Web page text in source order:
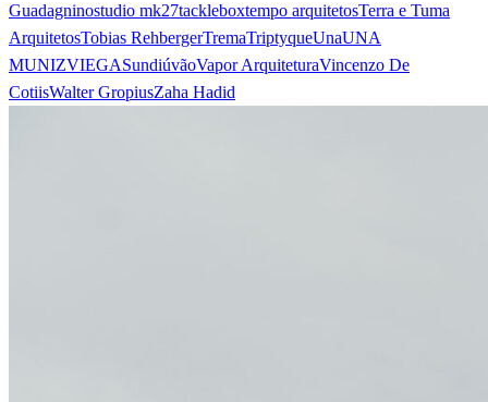
Guadagninostudio mk27tackleboxtempo arquitetosTerra e Tuma
ArquitetosTobias RehbergerTremaTriptyqueUnaUNA
MUNIZVIEGASundiúvãoVapor ArquiteturaVincenzo De
CotiisWalter GropiusZaha Hadid